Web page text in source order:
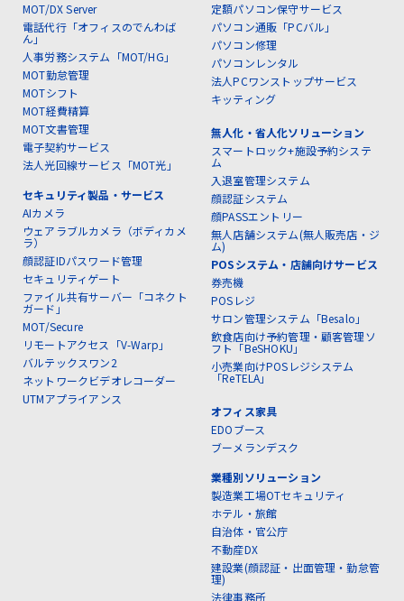
MOT/DX Server
電話代行「オフィスのでんわば
ん」
人事労務システム「MOT/HG」
MOT勤怠管理
MOTシフト
MOT経費精算
MOT文書管理
電子契約サービス
法人光回線サービス「MOT光」
セキュリティ製品・サービス
AIカメラ
ウェアラブルカメラ（ボディカメ
ラ）
顔認証IDパスワード管理
セキュリティゲート
ファイル共有サーバー「コネクト
ガード」
MOT/Secure
リモートアクセス「V-Warp」
バルテックスワン2
ネットワークビデオレコーダー
UTMアプライアンス
定額パソコン保守サービス
パソコン通販「PCバル」
パソコン修理
パソコンレンタル
法人PCワンストップサービス
キッティング
無人化・省人化ソリューション
スマートロック+施設予約システ
ム
入退室管理システム
顔認証システム
顔PASSエントリー
無人店舗システム(無人販売店・ジ
ム)
POSシステム・店舗向けサービス
券売機
POSレジ
サロン管理システム「Besalo」
飲食店向け予約管理・顧客管理ソ
フト「BeSHOKU」
小売業向けPOSレジシステム
「ReTELA」
オフィス家具
EDOブース
ブーメランデスク
業種別ソリューション
製造業工場OTセキュリティ
ホテル・旅館
自治体・官公庁
不動産DX
建設業(顔認証・出面管理・勤怠管
理)
法律事務所